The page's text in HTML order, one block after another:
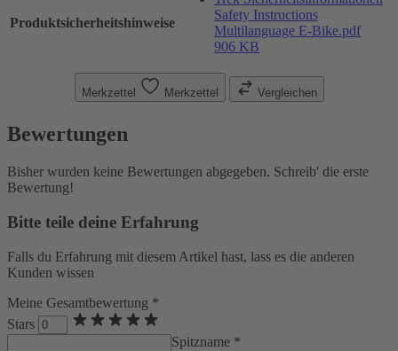
Produktsicherheitshinweise
Safety Instructions
Multilanguage E-Bike.pdf
906 KB
Merkzettel Merkzettel Vergleichen
Bewertungen
Bisher wurden keine Bewertungen abgegeben. Schreib' die erste
Bewertung!
Bitte teile deine Erfahrung
Falls du Erfahrung mit diesem Artikel hast, lass es die anderen
Kunden wissen
Meine Gesamtbewertung *
Stars
Spitzname *